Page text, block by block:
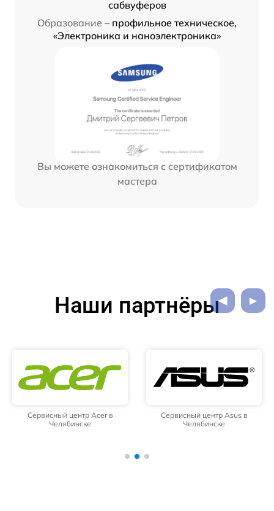
сабвуферов
Образование – профильное техническое,
«Электроника и наноэлектроника»
Вы можете ознакомиться с сертификатом
мастера
Наши партнёры
Сервисный центр Acer в
Челябинске
Сервисный центр Asus в
Челябинске